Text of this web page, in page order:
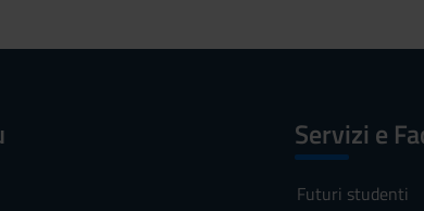
Servizi e
Futuri studenti